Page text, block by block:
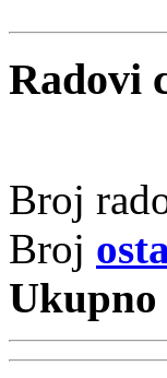
Radovi
Broj
Broj
Ukupno